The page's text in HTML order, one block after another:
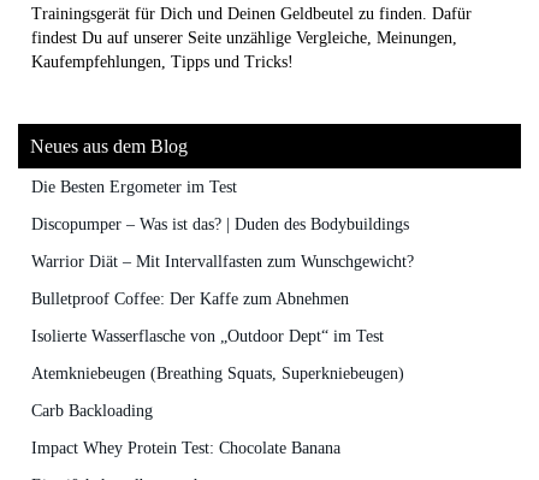
Trainingsgerät für Dich und Deinen Geldbeutel zu finden. Dafür
findest Du auf unserer Seite unzählige Vergleiche, Meinungen,
Kaufempfehlungen, Tipps und Tricks!
Neues aus dem Blog
Die Besten Ergometer im Test
Discopumper – Was ist das? | Duden des Bodybuildings
Warrior Diät – Mit Intervallfasten zum Wunschgewicht?
Bulletproof Coffee: Der Kaffe zum Abnehmen
Isolierte Wasserflasche von „Outdoor Dept“ im Test
Atemkniebeugen (Breathing Squats, Superkniebeugen)
Carb Backloading
Impact Whey Protein Test: Chocolate Banana